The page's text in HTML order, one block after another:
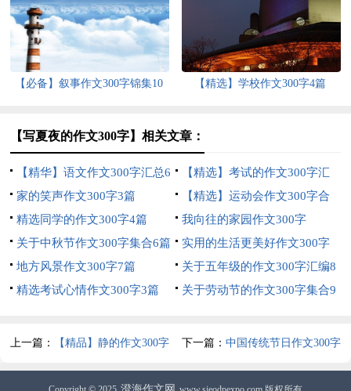
【必备】叙事作文300字锦集10
【精选】学校作文300字4篇
【写夏夜的作文300字】相关文章：
【精华】语文作文300字汇总6
篇
【精选】考试的作文300字汇
总十篇
家的笑声作文300字3篇
【精选】运动会作文300字合
集6篇
精选同学的作文300字4篇
我向往的家园作文300字
关于中秋节作文300字集合6篇
实用的生活更美好作文300字
合集九篇
地方风景作文300字7篇
关于五年级的作文300字汇编8
篇
精选考试心情作文300字3篇
关于劳动节的作文300字集合9
上一篇： 【精品】静的作文300字
九篇
下一篇： 中国传统节日作文300字
九篇